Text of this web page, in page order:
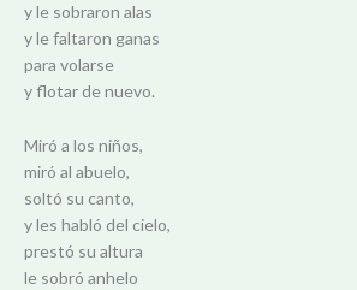
y le sobraron alas
y le faltaron ganas
para volarse
y flotar de nuevo.
Miró a los niños,
miró al abuelo,
soltó su canto,
y les habló del cielo,
prestó su altura
le sobró anhelo